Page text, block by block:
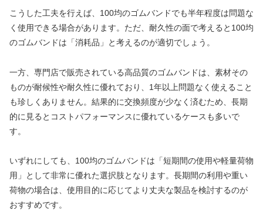
こうした工夫を行えば、100均のゴムバンドでも半年程度は問題な
く使用できる場合があります。ただ、耐久性の面で考えると100均
のゴムバンドは「消耗品」と考えるのが適切でしょう。
一方、専門店で販売されている高品質のゴムバンドは、素材その
ものが耐候性や耐久性に優れており、1年以上問題なく使えること
も珍しくありません。結果的に交換頻度が少なく済むため、長期
的に見るとコストパフォーマンスに優れているケースも多いで
す。
いずれにしても、100均のゴムバンドは「短期間の使用や軽量荷物
用」として非常に優れた選択肢となります。長期間の利用や重い
荷物の場合は、使用目的に応じてより丈夫な製品を検討するのが
おすすめです。